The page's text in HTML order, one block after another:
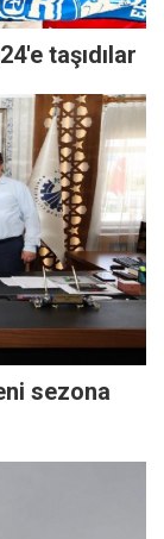
taşıdılar
sezona